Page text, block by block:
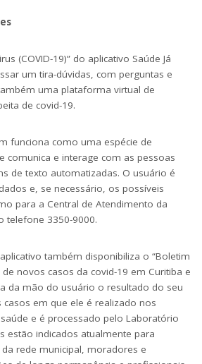
(COVID-19)” do aplicativo Saúde Já
um tira-dúvidas, com perguntas e
uma plataforma virtual de
de covid-19.
funciona como uma espécie de
comunica e interage com as pessoas
de texto automatizadas. O usuário é
e, se necessário, os possíveis
para a Central de Atendimento da
telefone 3350-9000.
também disponibiliza o “Boletim
novos casos da covid-19 em Curitiba e
da mão do usuário o resultado do seu
em que ele é realizado nos
e é processado pelo Laboratório
estão indicados atualmente para
rede municipal, moradores e